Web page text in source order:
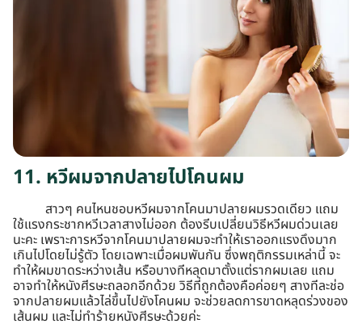
11. หวีผมจากปลายไปโคนผม
สาวๆ คนไหนชอบหวีผมจากโคนมาปลายผมรวดเดียว แถม
ใช้แรงกระชากหวีเวลาสางไม่ออก ต้องรีบเปลี่ยนวิธีหวีผมด่วนเลย
นะคะ เพราะการหวีจากโคนมาปลายผมจะทำให้เราออกแรงดึงมาก
เกินไปโดยไม่รู้ตัว โดยเฉพาะเมื่อผมพันกัน ซึ่งพฤติกรรมเหล่านี้ จะ
ทำให้ผมขาดระหว่างเส้น หรือบางทีหลุดมาตั้งแต่รากผมเลย แถม
อาจทำให้หนังศีรษะถลอกอีกด้วย วิธีที่ถูกต้องคือค่อยๆ สางทีละช่อ
จากปลายผมแล้วไล่ขึ้นไปยังโคนผม จะช่วยลดการขาดหลุดร่วงของ
เส้นผม และไม่ทำร้ายหนังศีรษะด้วยค่ะ